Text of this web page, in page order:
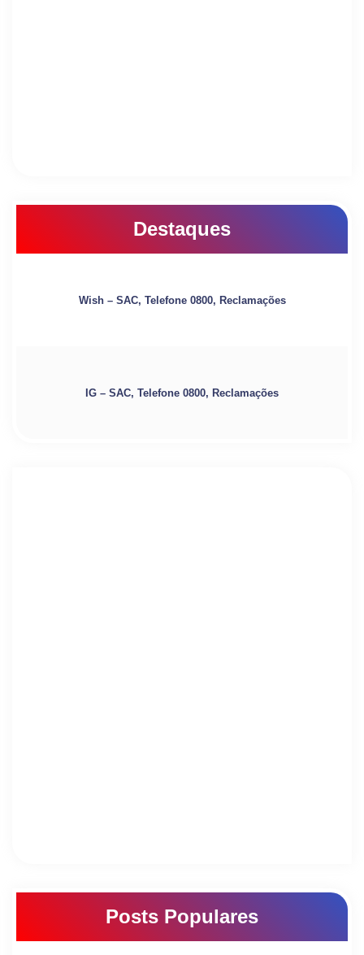
Destaques
Wish – SAC, Telefone 0800, Reclamações
IG – SAC, Telefone 0800, Reclamações
Posts Populares